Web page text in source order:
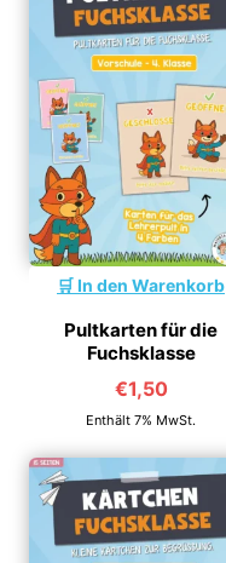
In den Warenkorb
Pultkarten für die
Fuchsklasse
€1,50
Enthält 7% MwSt.